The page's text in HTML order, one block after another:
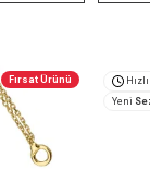
Fırsat Ürünü Hızlı
Yeni